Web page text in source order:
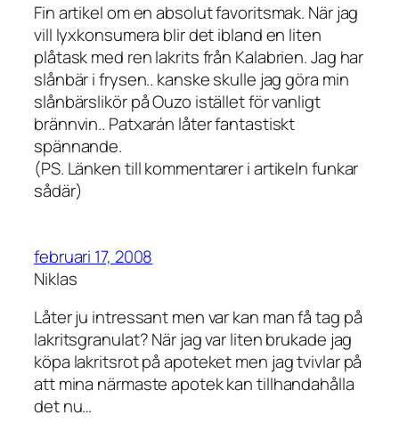
Fin artikel om en absolut favoritsmak. När jag
vill lyxkonsumera blir det ibland en liten
plåtask med ren lakrits från Kalabrien. Jag har
slånbär i frysen.. kanske skulle jag göra min
slånbärslikör på Ouzo istället för vanligt
brännvin.. Patxarán låter fantastiskt
spännande.
(PS. Länken till kommentarer i artikeln funkar
sådär)
februari 17, 2008
Niklas
Låter ju intressant men var kan man få tag på
lakritsgranulat? När jag var liten brukade jag
köpa lakritsrot på apoteket men jag tvivlar på
att mina närmaste apotek kan tillhandahålla
det nu…